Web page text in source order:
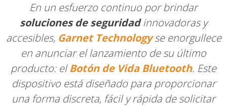
En un esfuerzo continuo por brindar
soluciones de seguridadinnovadoras y
accesibles, Garnet Technologyse enorgullece
en anunciar el lanzamiento de su último
producto: elBotón de Vida Bluetooth. Este
dispositivo está diseñado para proporcionar
una forma discreta, fácil y rápida de solicitar